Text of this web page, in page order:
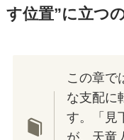
す位置”に立つ
この章で
な支配に
す。「見
が、天竜